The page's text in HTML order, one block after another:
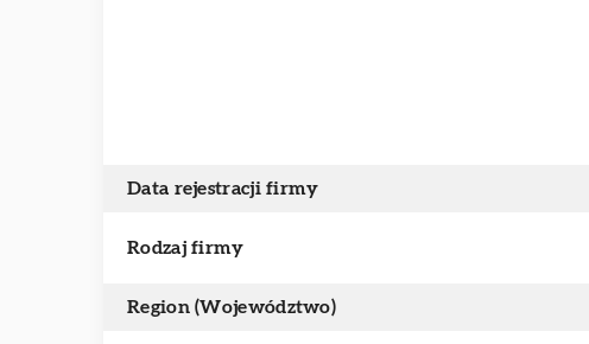
Data rejestracji firmy
Rodzaj firmy
Region (Województwo)